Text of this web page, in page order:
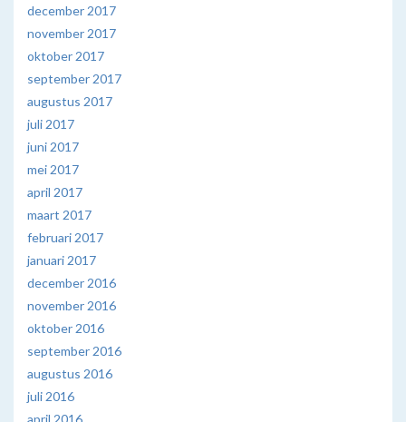
december 2017
november 2017
oktober 2017
september 2017
augustus 2017
juli 2017
juni 2017
mei 2017
april 2017
maart 2017
februari 2017
januari 2017
december 2016
november 2016
oktober 2016
september 2016
augustus 2016
juli 2016
april 2016